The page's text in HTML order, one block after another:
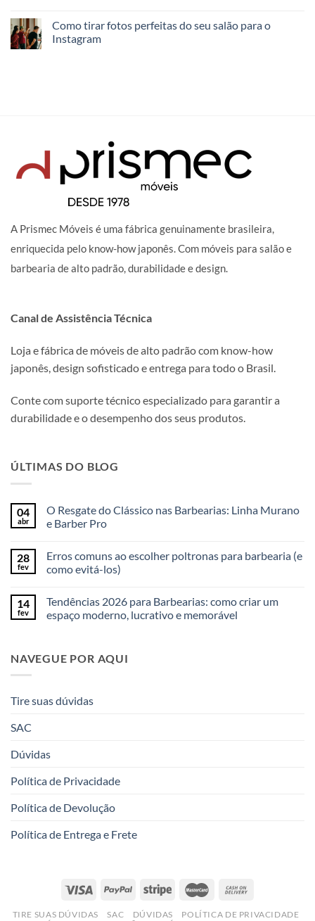
Como tirar fotos perfeitas do seu salão para o
Instagram
A Prismec Móveis é uma fábrica genuinamente brasileira,
enriquecida pelo know-how japonês. Com móveis para salão e
barbearia de alto padrão, durabilidade e design.
Canal de Assistência Técnica
Loja e fábrica de móveis de alto padrão com know-how
japonês, design sofisticado e entrega para todo o Brasil.
Conte com suporte técnico especializado para garantir a
durabilidade e o desempenho dos seus produtos.
ÚLTIMAS DO BLOG
04
abr
O Resgate do Clássico nas Barbearias: Linha Murano
e Barber Pro
28
fev
Erros comuns ao escolher poltronas para barbearia (e
como evitá-los)
14
fev
Tendências 2026 para Barbearias: como criar um
espaço moderno, lucrativo e memorável
NAVEGUE POR AQUI
Tire suas dúvidas
SAC
Dúvidas
Política de Privacidade
Política de Devolução
Política de Entrega e Frete
TIRE SUAS DÚVIDAS SAC DÚVIDAS
POLÍTICA DE PRIVACIDADE